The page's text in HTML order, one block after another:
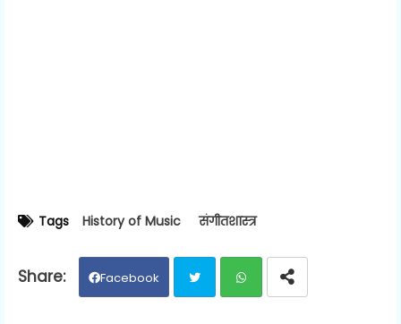
Tags History of Music संगीतशास्त्र
Facebook